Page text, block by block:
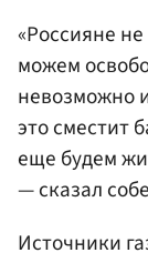
«Россияне
можем
невозможно
это сместит
еще будем
— сказал
Источники